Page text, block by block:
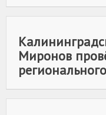
Миронов